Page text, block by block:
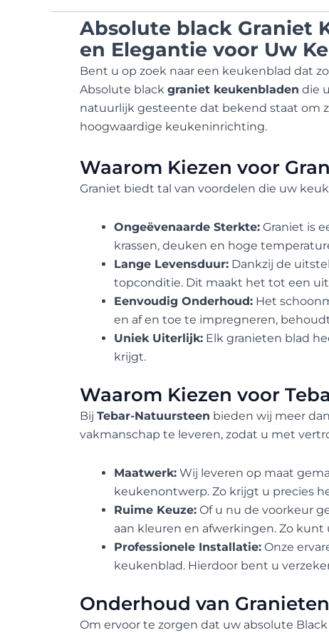
Absolute black Graniet
en Elegantie voor Uw
Bent u op zoek naar een keukenblad dat
Absolute black graniet keukenbladen die
natuurlijk gesteente dat bekend staat om
hoogwaardige keukeninrichting.
Waarom Kiezen voor
Graniet biedt tal van voordelen die uw
Ongeëvenaarde Sterkte: Graniet is
krassen, deuken en hoge
Lange Levensduur: Dankzij de
topconditie. Dit maakt het tot een
Eenvoudig Onderhoud: Het
en af en toe te impregneren,
Uniek Uiterlijk: Elk granieten blad
krijgt.
Waarom Kiezen voor
Bij Tebar-Natuursteen bieden wij meer
vakmanschap te leveren, zodat u met
Maatwerk: Wij leveren op maat
keukenontwerp. Zo krijgt u precies
Ruime Keuze: Of u nu de voorkeur
aan kleuren en afwerkingen. Zo
Professionele Installatie: Onze
keukenblad. Hierdoor bent u
Onderhoud van
Om ervoor te zorgen dat uw absolute